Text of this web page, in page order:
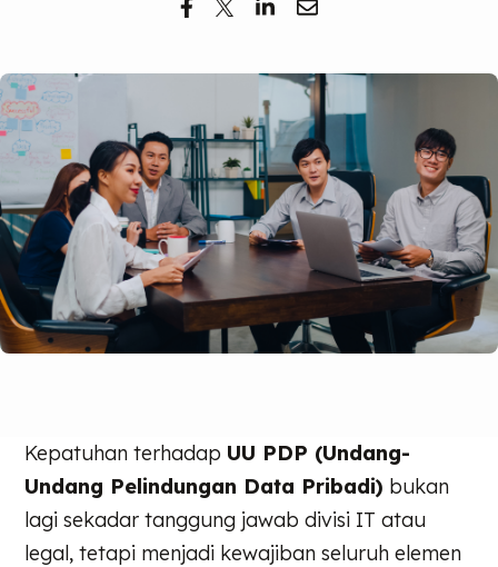
Kepatuhan terhadap UU PDP (Undang-
Undang Pelindungan Data Pribadi) bukan
lagi sekadar tanggung jawab divisi IT atau
legal, tetapi menjadi kewajiban seluruh elemen